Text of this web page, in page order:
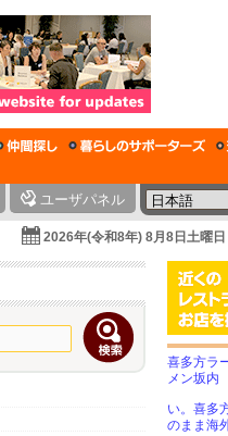
ユーザパネル
2026年(令和8年) 8月8日土曜
い。喜多
のまま海